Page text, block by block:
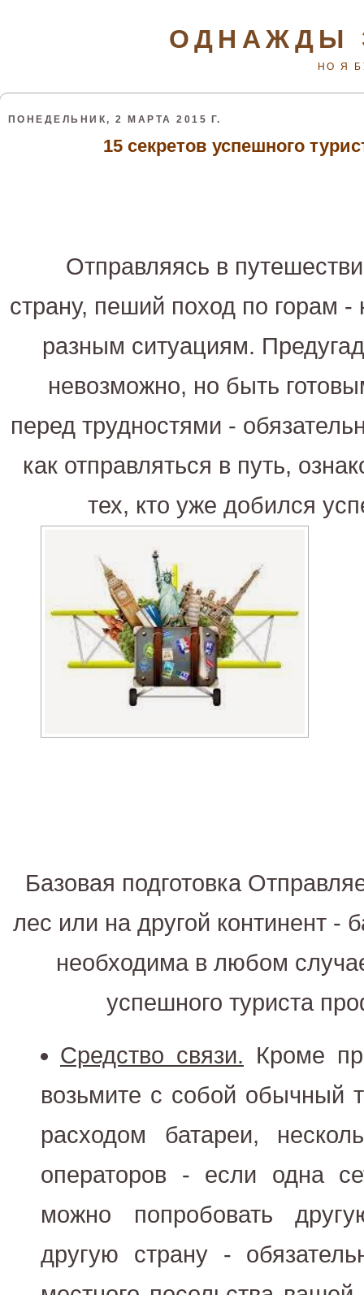
ОДНАЖДЫ
НО Я
ПОНЕДЕЛЬНИК, 2 МАРТА 2015 Г.
15 секретов успешного
Отправляясь в
страну, пеший поход по горам -
разным ситуациям.
невозможно, но быть
перед трудностями -
как отправляться в путь,
тех, кто уже добился
Базовая подготовка
лес или на другой континент -
необходима в любом
успешного туриста
Средство связи. Кроме
возьмите с собой обычный
расходом батареи,
операторов - если одна
можно попробовать
другую страну -